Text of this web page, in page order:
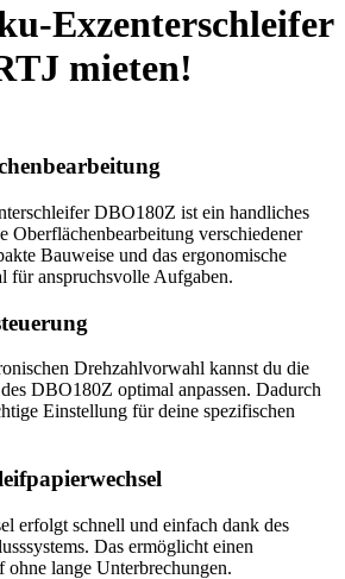
Exzenterschleifer
mieten!
DBO180Z ist ein handliches
Oberflächenbearbeitung verschiedener
Bauweise und das ergonomische
für anspruchsvolle Aufgaben.
Drehzahlvorwahl kannst du die
DBO180Z optimal anpassen. Dadurch
Einstellung für deine spezifischen
erfolgt schnell und einfach dank des
Das ermöglicht einen
lange Unterbrechungen.